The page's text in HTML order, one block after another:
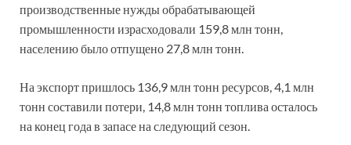
производственные нужды обрабатывающей
промышленности израсходовали 159,8 млн тонн,
населению было отпущено 27,8 млн тонн.
На экспорт пришлось 136,9 млн тонн ресурсов, 4,1 млн
тонн составили потери, 14,8 млн тонн топлива осталось
на конец года в запасе на следующий сезон.